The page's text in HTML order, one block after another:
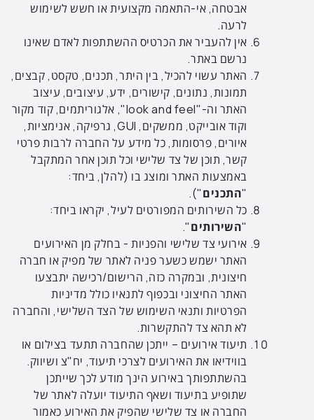
אבטחה, אי-התאמה מקצועית או חשש לשימוש
לרעה.
אין להעביר את הכרטיס ההשתתפות לאדם שאינו
נרשם באתר.
האתר עשוי להכיל, בין היתר, תכנים, טקסט, קבצים,
תמונות, נתונים, קישורים, ידע, עיצובים, עיצוב
האתר וה-"look and feel", אלגוריתמים, קוד מקור
וקוד אובייקט, ממשקים, GUI, גרפיקה, אנימציות,
איורים, פרסומות, כל מידע על החברה לרבות פרטי
קשר, תוכן של צד שלישי וכל תוכן אחר המתקבל
באמצעות האתר ומוצג בו (להלן, ביחד:
"התכנים").
כל השירותים המפורטים לעיל, יקראו ביחד:
"השירותים".
אירועי צד שלישי והפניות - בחלק מן האירועים
האתר ישמש כשער פניה לאתר של מפיק או חברה
חיצונית, ובמקרה כזה, הרישום/רכישה יתבצעו
האתר החיצוני ובכפוף לתנאיו כולל מדיניות
הפרטיות ותנאי השימוש של הצד השלישי, והחברה
לא תהא צד להתקשרות.
תיעוד אירועים – ייתכן שהחברה תתעד בצילום או
בווידיאו את האירועים לצרכי תיעוד, יח"צ ושיווק.
בהשתתפותך באירוע הינך מודע לכך שייתכן
שתופיע בתיעוד ושאף התיעוד יועלה לאתר של
החברה או צד שלישי שהפיק את האירוע כאמור